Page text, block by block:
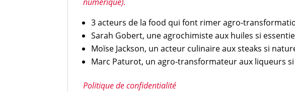
3 acteurs de la food qui font rimer agro-
Sarah Gobert, une agrochimiste aux huiles si
Moïse Jackson, un acteur culinaire aux steaks si
Marc Paturot, un agro-transformateur aux liqueurs si
Politique de confidentialité